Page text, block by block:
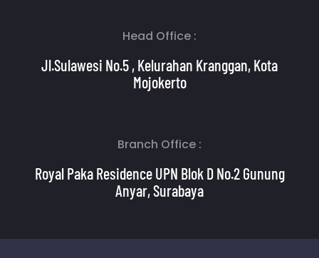
Head Office :
Jl.Sulawesi No.5 , Kelurahan Kranggan, Kota
Mojokerto
Branch Office :
Royal Paka Residence UPN Blok D No.2 Gunung
Anyar, Surabaya